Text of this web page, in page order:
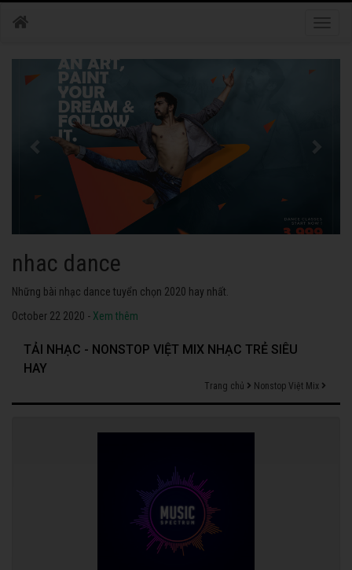
nhac dance
Những bài nhạc dance tuyển chọn 2020 hay nhất.
October 22 2020 - Xem thêm
TẢI NHẠC - NONSTOP VIỆT MIX NHẠC TRẺ SIÊU
HAY
Trang chủ Nonstop Việt Mix